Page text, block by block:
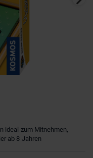
ideal zum Mitnehmen,
ab 8 Jahren